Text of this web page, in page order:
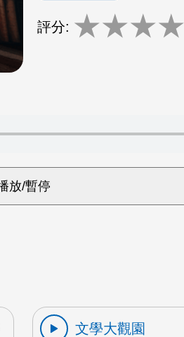
評分: ★★★★
文學大觀園